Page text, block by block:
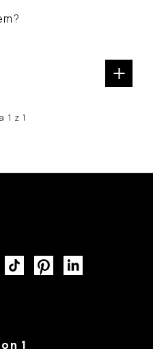
1 z 1
1